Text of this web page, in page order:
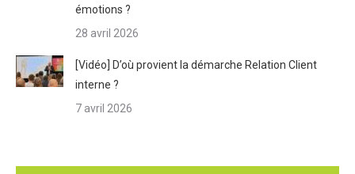
émotions ?
28 avril 2026
[Vidéo] D’où provient la démarche Relation Client
interne ?
7 avril 2026